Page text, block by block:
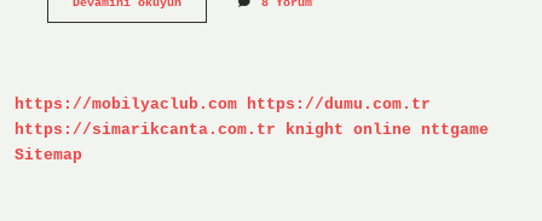
Devamını okuyun 8 Yorum
https://mobilyaclub.com https://dumu.com.tr
https://simarikcanta.com.tr
knight online
nttgame
Sitemap